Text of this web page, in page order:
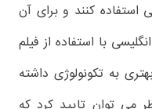
استفاده کنند و برای آن
با استفاده از فیلم
به تکونولوژی داشته